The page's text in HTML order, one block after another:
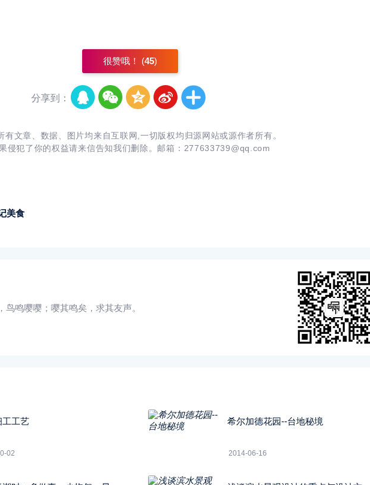
很赞哦！ (45)
分享到：
有文章、数据、图片均来自互联网,一切版权均归源网站或源作者所有。
侵犯了你的权益请来信告知我们删除。邮箱： 277633739@qq.com
美食
鸟鸣嘤嘤；嘤其鸣矣，求其友声。
工工艺
02
希尔加德花园--台地秘境
2014-06-16